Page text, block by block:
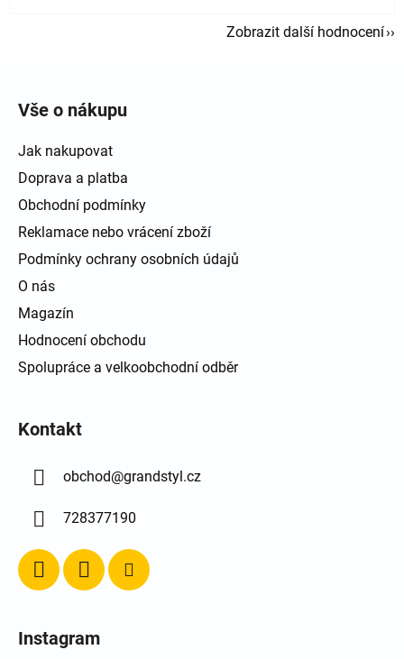
Zobrazit další hodnocení
Vše o nákupu
Jak nakupovat
Doprava a platba
Obchodní podmínky
Reklamace nebo vrácení zboží
Podmínky ochrany osobních údajů
O nás
Magazín
Hodnocení obchodu
Spolupráce a velkoobchodní odběr
Kontakt
obchod@grandstyl.cz
728377190
Instagram